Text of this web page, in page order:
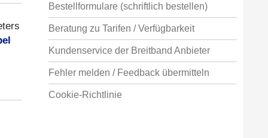
Bestellformulare (schriftlich bestellen)
Beratung zu Tarifen / Verfügbarkeit
Kundenservice der Breitband Anbieter
Fehler melden / Feedback übermitteln
Cookie-Richtlinie